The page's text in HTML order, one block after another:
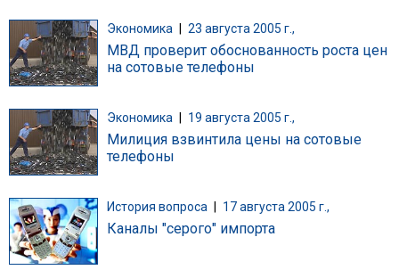
Экономика 23 августа 2005 г.,
МВД проверит обоснованность роста цен
на сотовые телефоны
Экономика 19 августа 2005 г.,
Милиция взвинтила цены на сотовые
телефоны
История вопроса 17 августа 2005 г.,
Каналы "серого" импорта